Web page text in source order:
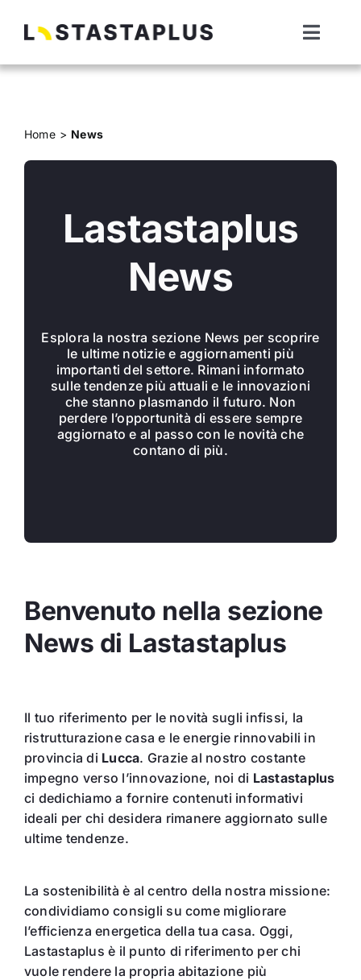
General Contractor
Home News
Lastastaplus
News
Esplora la nostra sezione News per scoprire
le ultime notizie e aggiornamenti più
importanti del settore. Rimani informato
sulle tendenze più attuali e le innovazioni
che stanno plasmando il futuro. Non
perdere l’opportunità di essere sempre
aggiornato e al passo con le novità che
contano di più.
Benvenuto nella sezione
News di Lastastaplus
Il tuo riferimento per le novità sugli infissi, la
ristrutturazione casa e le energie rinnovabili in
provincia di Lucca. Grazie al nostro costante
impegno verso l’innovazione, noi di Lastastaplus
ci dedichiamo a fornire contenuti informativi
ideali per chi desidera rimanere aggiornato sulle
ultime tendenze.
La sostenibilità è al centro della nostra missione:
condividiamo consigli su come migliorare
l’efficienza energetica della tua casa. Oggi,
Lastastaplus è il punto di riferimento per chi
vuole rendere la propria abitazione più